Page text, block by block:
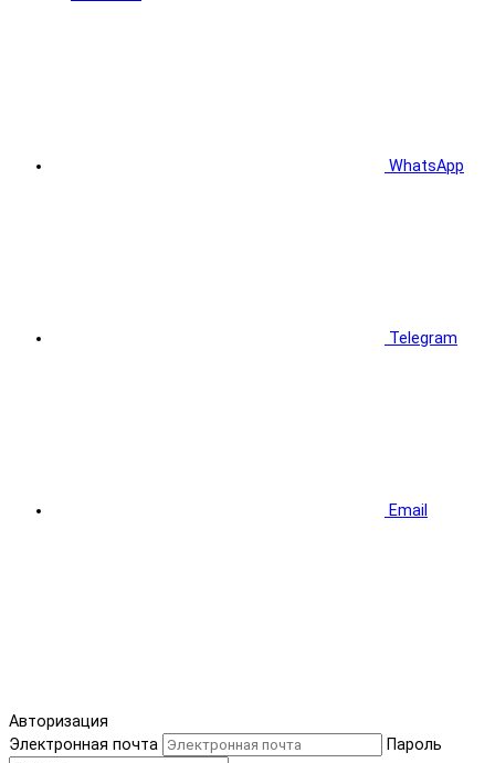
WhatsApp
Telegram
Email
Авторизация
Электронная почта
Пароль